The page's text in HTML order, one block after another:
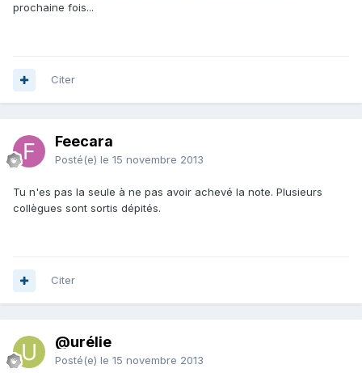
prochaine fois...
Citer
Feecara
Posté(e) le 15 novembre 2013
Tu n'es pas la seule à ne pas avoir achevé la note. Plusieurs
collègues sont sortis dépités.
Citer
@urélie
Posté(e) le 15 novembre 2013